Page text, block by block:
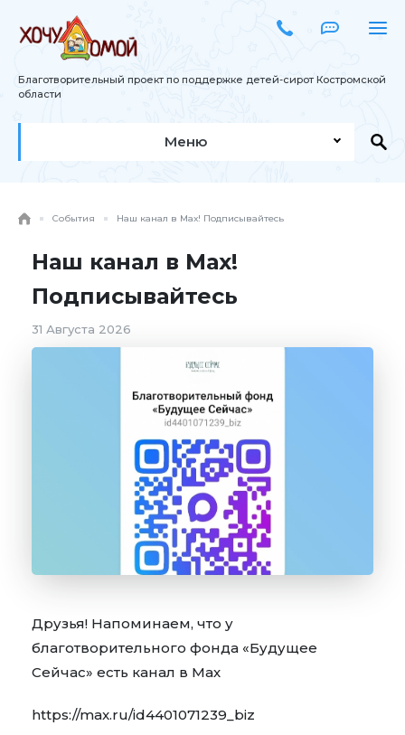
Благотворительный проект по поддержке детей-сирот Костромской
области
Меню
События Наш канал в Мах! Подписывайтесь
Наш канал в Мах!
Подписывайтесь
31 Августа 2026
Друзья! Напоминаем, что у
благотворительного фонда «Будущее
Сейчас» есть канал в Мах
https://max.ru/id4401071239_biz